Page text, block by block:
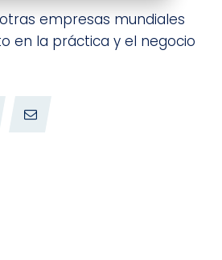
empresas mundiales
en la práctica y el negocio